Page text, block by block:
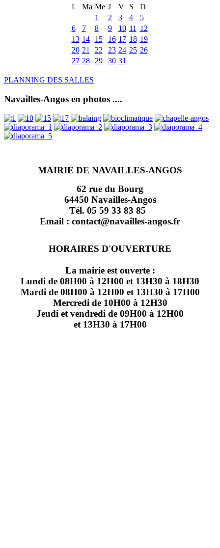
L
Ma Me J V S
D
1
2 3 4
5
6
7 8 9 10 11
12
13 14 15 16 17 18 19
20 21 22 23 24 25 26
27 28 29 30 31
PLANNING DES SALLES
Navailles-Angos en photos ....
MAIRIE DE NAVAILLES-ANGOS
62 rue du Bourg
64450 Navailles-Angos
Tél. 05 59 33 83 85
Email : contact@navailles-angos.fr
HORAIRES D'OUVERTURE
La mairie est ouverte :
Lundi de 08H00 à 12H00 et 13H30 à 18H30
Mardi de 08H00 à 12H00 et 13H30 à 17H00
Mercredi de 10H00 à 12H30
Jeudi et vendredi de 09H00 à 12H00
et 13H30 à 17H00